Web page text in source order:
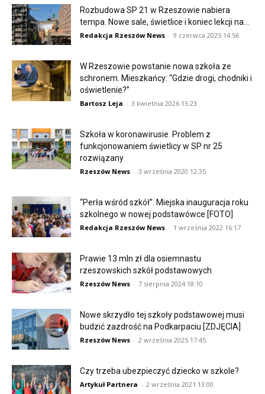
Rozbudowa SP 21 w Rzeszowie nabiera
tempa. Nowe sale, świetlice i koniec lekcji na...
Redakcja Rzeszów News - 9 czerwca 2025 14:56
W Rzeszowie powstanie nowa szkoła ze
schronem. Mieszkańcy: “Gdzie drogi, chodniki i
oświetlenie?”
Bartosz Leja - 3 kwietnia 2026 15:23
Szkoła w koronawirusie. Problem z
funkcjonowaniem świetlicy w SP nr 25
rozwiązany
Rzeszów News - 3 września 2020 12:35
“Perła wśród szkół”. Miejska inauguracja roku
szkolnego w nowej podstawówce [FOTO]
Redakcja Rzeszów News - 1 września 2022 16:17
Prawie 13 mln zł dla osiemnastu
rzeszowskich szkół podstawowych
Rzeszów News - 7 sierpnia 2024 18:10
Nowe skrzydło tej szkoły podstawowej musi
budzić zazdrość na Podkarpaciu [ZDJĘCIA]
Rzeszów News - 2 września 2025 17:45
Czy trzeba ubezpieczyć dziecko w szkole?
Artykuł Partnera - 2 września 2021 13:00